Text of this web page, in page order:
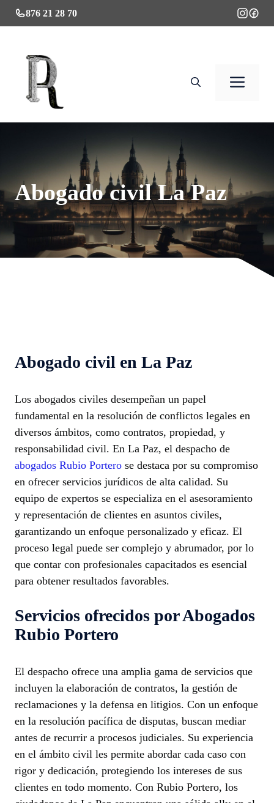
Saltar
al
876 21 28 70
Abogado civil La Paz
Abogado civil en La Paz
Los abogados civiles desempeñan un papel
fundamental en la resolución de conflictos legales en
diversos ámbitos, como contratos, propiedad, y
responsabilidad civil. En La Paz, el despacho de
abogados Rubio Portero se destaca por su compromiso
en ofrecer servicios jurídicos de alta calidad. Su
equipo de expertos se especializa en el asesoramiento
y representación de clientes en asuntos civiles,
garantizando un enfoque personalizado y eficaz. El
proceso legal puede ser complejo y abrumador, por lo
que contar con profesionales capacitados es esencial
para obtener resultados favorables.
Servicios ofrecidos por Abogados
Rubio Portero
El despacho ofrece una amplia gama de servicios que
incluyen la elaboración de contratos, la gestión de
reclamaciones y la defensa en litigios. Con un enfoque
en la resolución pacífica de disputas, buscan mediar
antes de recurrir a procesos judiciales. Su experiencia
en el ámbito civil les permite abordar cada caso con
rigor y dedicación, protegiendo los intereses de sus
clientes en todo momento. Con Rubio Portero, los